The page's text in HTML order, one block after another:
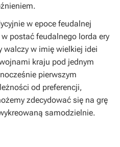
w epoce feudalnej
postać feudalnego lorda ery
walczy w imię wielkiej idei
kraju pod jednym
pierwszym
od preferencji,
zdecydować się na grę
samodzielnie.